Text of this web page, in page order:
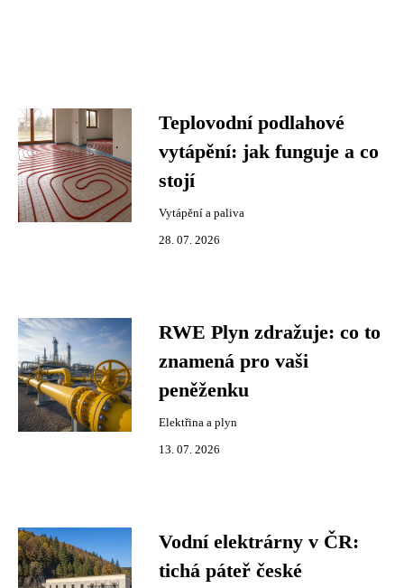
Teplovodní podlahové
vytápění: jak funguje a co
stojí
Vytápění a paliva
28. 07. 2026
RWE Plyn zdražuje: co to
znamená pro vaši
peněženku
Elektřina a plyn
13. 07. 2026
Vodní elektrárny v ČR:
tichá páteř české